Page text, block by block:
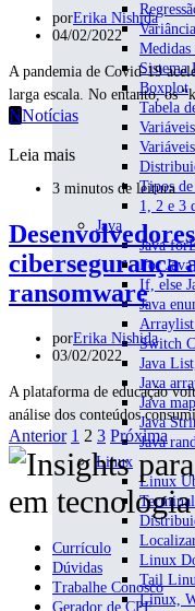
Variância
Medidas
Sistema
Boxplot
Tabela
Tipos
1, 2 e 3
Java
Java
For Java
If, else
Java
Arraylist
Switch
Java
Java
Java map
Java
Java
Linux
Linux
Linux
Tail
Linux,
porErika Nishida
04/02/2022
A pandemia de Covid-19
larga escala. No entanto, os
NNotícias
Leia mais
3 minutos de leitura
cibersegurança
ransomware
porErika Nishida
03/02/2022
A plataforma de educação
análise dos conteúdos
Paginação
de
posts
Anterior 1 2 3 Próxima
Currículo
Dúvidas
Trabalhe Conosco
Gerador de CPF